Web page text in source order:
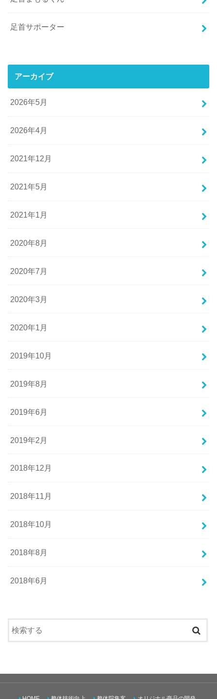
足首サポーター
アーカイブ
2026年5月
2026年4月
2021年12月
2021年5月
2021年1月
2020年8月
2020年7月
2020年3月
2020年1月
2019年10月
2019年8月
2019年6月
2019年2月
2018年12月
2018年11月
2018年10月
2018年8月
2018年6月